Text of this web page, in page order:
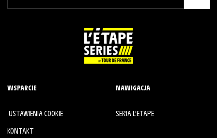
WSPARCIE
USTAWIENIA COOKIE
KONTAKT
NAWIGACJA
SERIA L'ETAPE